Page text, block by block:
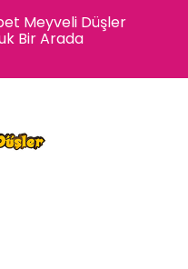
Meyveli Düşler
Bir Arada